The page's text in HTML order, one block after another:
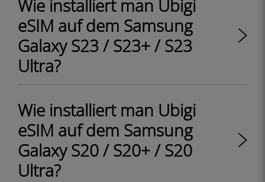
Wie installiert man Ubigi
eSIM auf dem Samsung
Galaxy S23 / S23+ / S23
Ultra?
Wie installiert man Ubigi
eSIM auf dem Samsung
Galaxy S20 / S20+ / S20
Ultra?